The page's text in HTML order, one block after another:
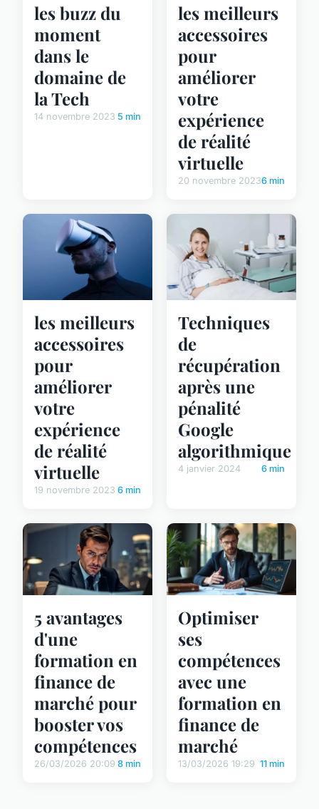
les buzz du
moment
dans le
domaine de
la Tech
14 novembre 2023 5 min
les meilleurs
accessoires
pour
améliorer
votre
expérience
de réalité
virtuelle
20 novembre 20236 min
les meilleurs
accessoires
pour
améliorer
votre
expérience
de réalité
virtuelle
19 novembre 2023 6 min
Techniques
de
récupération
après une
pénalité
Google
algorithmique
4 janvier 2024 6 min
5 avantages
d'une
formation en
finance de
marché pour
booster vos
compétences
26/03/2026 20:09 8 min
Optimiser
ses
compétences
avec une
formation en
finance de
marché
13/03/2026 19:29 11 min